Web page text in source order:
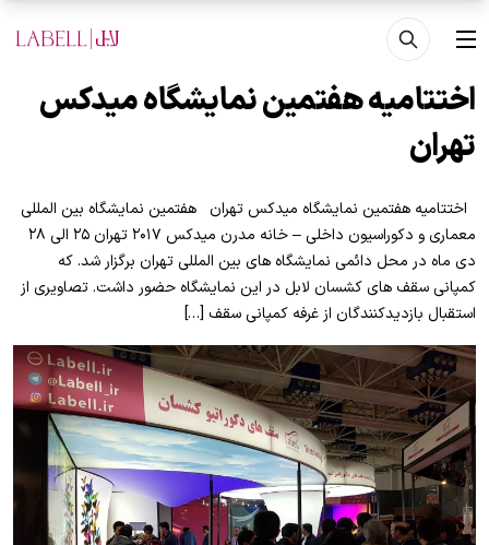
رفتن به محتوای اصلی
منو
اختتامیه هفتمین نمایشگاه میدکس
تهران
اختتامیه هفتمین نمایشگاه میدکس تهران هفتمین نمایشگاه بين المللی
معماری و دكوراسیون داخلی – خانه مدرن میدکس ۲۰۱۷ تهران ۲۵ الی ۲۸
دی ماه در محل دائمی نمایشگاه های بین المللی تهران برگزار شد. که
کمپانی سقف های کشسان لابل در این نمایشگاه حضور داشت. تصاویری از
استقبال بازدیدکنندگان از غرفه کمپانی سقف […]